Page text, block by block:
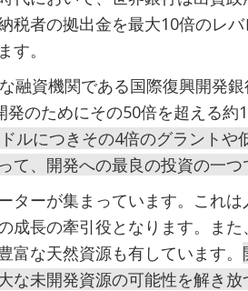
税者の拠出金を最大10倍のレ
。
融資機関である国際復興開発
のためにその50倍を超える約
ルにつきその4倍のグラントや
、開発への最良の投資の一つ
ターが集まっています。これ
成長の牽引役となります。ま
な天然資源も有しています。
未開発資源の可能性を解き放